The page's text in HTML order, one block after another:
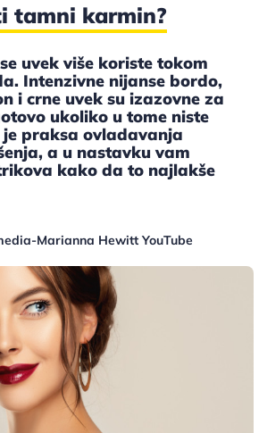
tamni karmin?
uvek više koriste tokom
Intenzivne nijanse bordo,
i crne uvek su izazovne za
ukoliko u tome niste
je praksa ovladavanja
a u nastavku vam
kako da to najlakše
Marianna Hewitt YouTube